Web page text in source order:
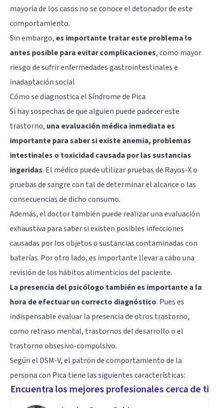
mayoría de los casos no se conoce el detonador de este
comportamiento.
Sin embargo, es importante tratar este problema lo
antes posible para evitar complicaciones, como mayor
riesgo de sufrir enfermedades gastrointestinales e
inadaptación social
Cómo se diagnostica el Síndrome de Pica
Si hay sospechas de que alguien puede padecer este
trastorno, una evaluación médica inmediata es
importante para saber si existe anemia, problemas
intestinales o toxicidad causada por las sustancias
ingeridas. El médico puede utilizar pruebas de Rayos-X o
pruebas de sangre con tal de determinar el alcance o las
consecuencias de dicho consumo.
Además, el doctor también puede realizar una evaluación
exhaustiva para saber si existen posibles infecciones
causadas por los objetos o sustancias contaminadas con
baterías. Por otro lado, es importante llevar a cabo una
revisión de los hábitos alimenticios del paciente.
La presencia del psicólogo también es importante a la
hora de efectuar un correcto diagnóstico. Pues es
indispensable evaluar la presencia de otros trastorno,
como retraso mental, trastornos del desarrolloo el
trastorno obsesivo-compulsivo.
Según el DSM-V, el patrón de comportamiento de la
persona con Pica tiene las siguientes características:
Encuentra los mejores profesionales cerca de ti